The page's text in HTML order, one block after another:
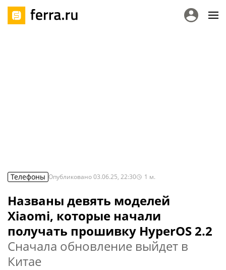
Телефоны Опубликовано03.06.25, 22:30 1 м.
Названы девять моделей
Xiaomi, которые начали
получать прошивку HyperOS 2.2
Сначала обновление выйдет в
Китае